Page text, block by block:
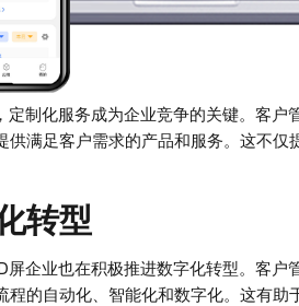
定制化服务成为企业竞争的关键。客户
供满足客户需求的产品和服务。这不
转型
企业也在积极推进数字化转型。客户
程的自动化、智能化和数字化。这有助